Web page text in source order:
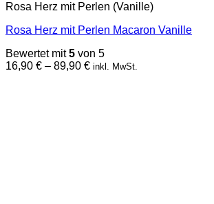
weist
Varianten
Die
Optionen
Rosa Herz mit Perlen (Vanille)
Rosa Herz mit Perlen Macaron Vanille
Bewertet mit5 von 5
16,90 € – 89,90 €Preisspanne:
inkl. MwSt.